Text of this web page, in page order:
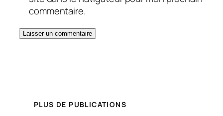
commentaire.
PLUS DE PUBLICATIONS